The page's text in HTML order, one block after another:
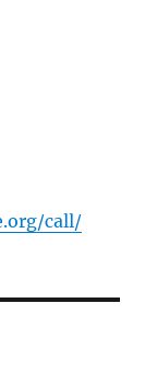
call/